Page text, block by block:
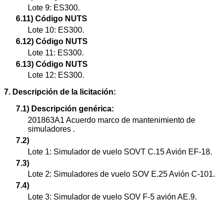
Lote 9: ES300.
6.11) Código NUTS
Lote 10: ES300.
6.12) Código NUTS
Lote 11: ES300.
6.13) Código NUTS
Lote 12: ES300.
7. Descripción de la licitación:
7.1) Descripción genérica:
201863A1 Acuerdo marco de mantenimiento de
simuladores .
7.2)
Lote 1: Simulador de vuelo SOVT C.15 Avión EF-18.
7.3)
Lote 2: Simuladores de vuelo SOV E.25 Avión C-101.
7.4)
Lote 3: Simulador de vuelo SOV F-5 avión AE.9.